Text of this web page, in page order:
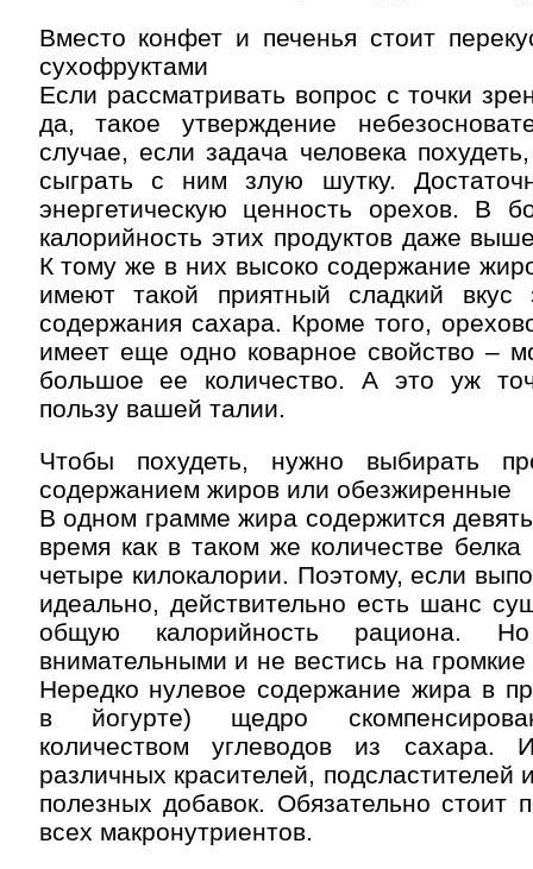
Вместо конфет и печенья стоит
сухофруктами
Если рассматривать вопрос с точки
да, такое утверждение
случае, если задача человека
сыграть с ним злую шутку.
энергетическую ценность орехов. В
калорийность этих продуктов даже
К тому же в них высоко содержание
имеют такой приятный сладкий вкус
содержания сахара. Кроме того,
имеет еще одно коварное свойство –
большое ее количество. А это уж
пользу вашей талии.
Чтобы похудеть, нужно выбирать
содержанием жиров или обезжиренные
В одном грамме жира содержится
время как в таком же количестве белка
четыре килокалории. Поэтому, если
идеально, действительно есть шанс
общую калорийность рациона.
внимательными и не вестись на
Нередко нулевое содержание жира в
в йогурте) щедро
количеством углеводов из
различных красителей, подсластителей
полезных добавок. Обязательно стоит
всех макронутриентов.